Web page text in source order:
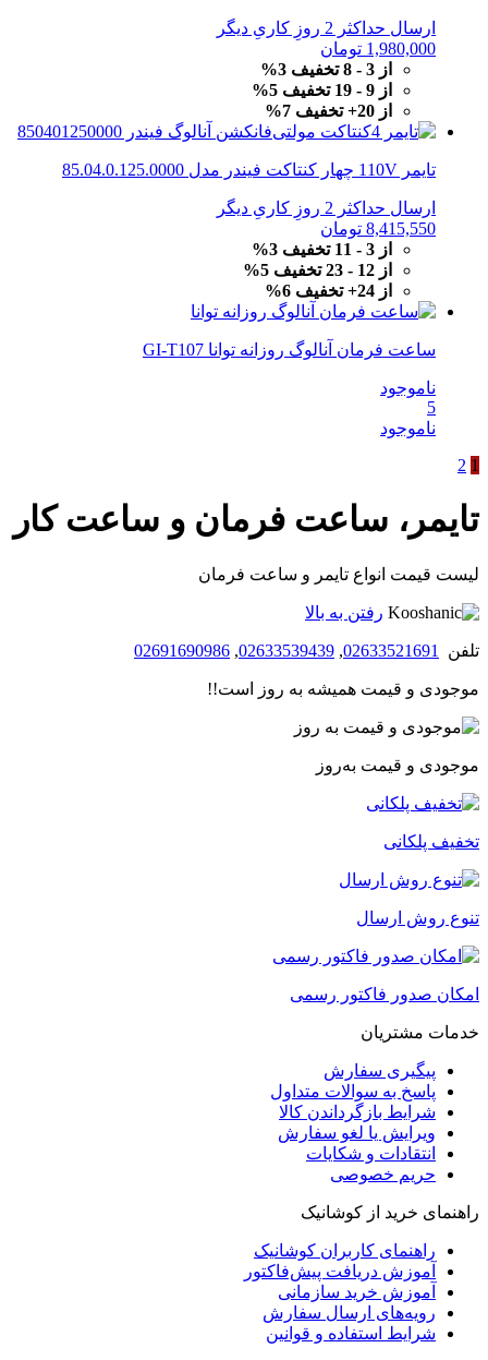
ارسال حداکثر 2 روزِ کاریِ دیگر
1,980,000 تومان
از 3 - 8 تخفیف 3%
از 9 - 19 تخفیف 5%
از 20+ تخفیف 7%
تایمر 110V چهار کنتاکت فیندر مدل 85.04.0.125.0000
ارسال حداکثر 2 روزِ کاریِ دیگر
8,415,550 تومان
از 3 - 11 تخفیف 3%
از 12 - 23 تخفیف 5%
از 24+ تخفیف 6%
ساعت فرمان آنالوگ روزانه توانا GI-T107
ناموجود
5
ناموجود
1
2
تایمر، ساعت فرمان و ساعت کار
لیست قیمت انواع تایمر و ساعت فرمان
رفتن به بالا
تلفن 02633521691
,
02633539439
,
02691690986
موجودی و قیمت همیشه به روز است!!
موجودی و قیمت به‌روز
تخفیف پلکانی
تنوع روش ارسال
امکان صدور فاکتور رسمی
خدمات مشتریان
پیگیری سفارش
پاسخ به سوالات متداول
شرایط بازگرداندن کالا
ویرایش یا لغو سفارش
انتقادات و شکایات
حریم خصوصی
راهنمای خرید از کوشانیک
راهنمای کاربران کوشانیک
آموزش دریافت پیش‌فاکتور
آموزش خرید سازمانی
رویه‌های ارسال سفارش
شرایط استفاده و قوانین